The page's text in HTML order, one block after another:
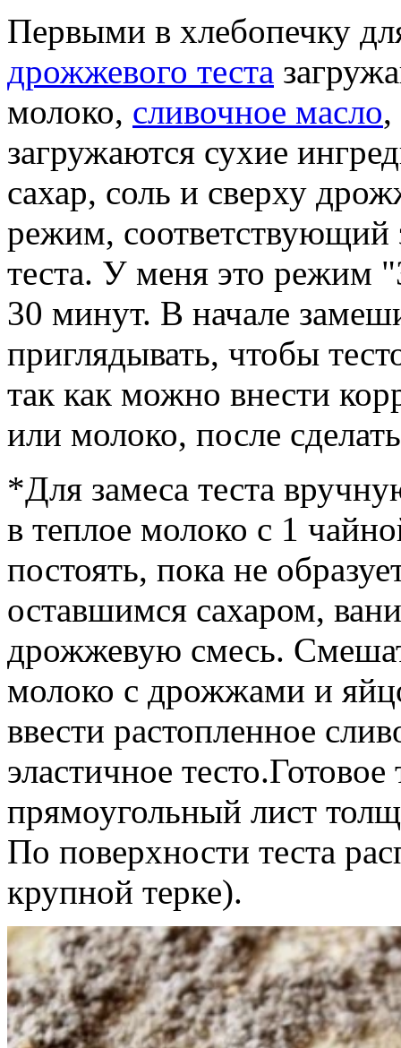
Первыми в хлебопечку
дрожжевого теста
молоко, сливочное масло,
загружаются сухие
сахар, соль и сверху
режим,
теста. У меня это режим
30 минут. В начале
приглядывать, чтобы
так как можно внести
или молоко, после
*Для замеса теста
в теплое молоко с 1
постоять, пока не
оставшимся сахаром,
дрожжевую смесь.
молоко с дрожжами и
ввести растопленное
эластичное тесто.Готовое
прямоугольный лист
По поверхности теста
крупной терке).